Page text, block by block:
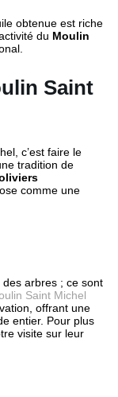
obtenue est riche
du Moulin
Saint
c’est faire le
tradition de
comme une
arbres ; ce sont
Saint Michel
offrant une
entier. Pour plus
visite sur leur